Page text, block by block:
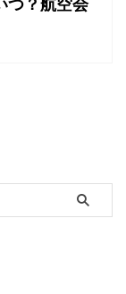
つ？航空会